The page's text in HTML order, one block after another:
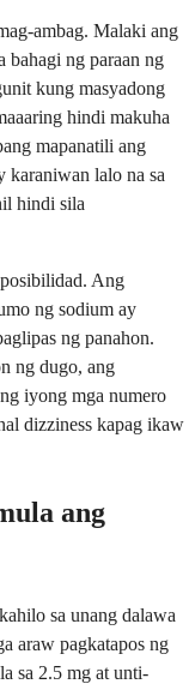
ambag. Malaki ang
bahagi ng paraan ng
kung masyadong
hindi makuha
mapanatili ang
karaniwan lalo na sa
hindi sila
Ang
ng sodium ay
ng panahon.
ng dugo, ang
iyong mga numero
dizziness kapag ikaw
ang
sa unang dalawa
araw pagkatapos ng
sa 2.5 mg at unti-